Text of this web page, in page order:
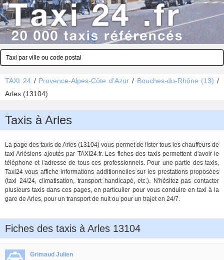
TAXI 24/ Provence-Alpes-Côte d'Azur / Bouches-du-Rhône (13) /
Arles (13104)
Taxis à Arles
La page des taxis de Arles (13104) vous permet de lister tous les chauffeurs de
taxi Arlésiens ajoutés par TAXI24.fr. Les fiches des taxis permettent d'avoir le
téléphone et l'adresse de tous ces professionnels. Pour une partie des taxis,
Taxi24 vous affiche informations additionnelles sur les prestations proposées
(taxi 24/24, climatisation, transport handicapé, etc.). N'hésitez pas contacter
plusieurs taxis dans ces pages, en particulier pour vous conduire en taxi à la
gare de Arles, pour un transport de nuit ou pour un trajet en 24/7.
Fiches des taxis à Arles 13104
Grimaud Julien